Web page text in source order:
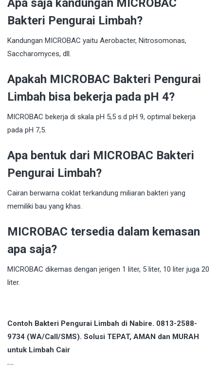
Apa saja kandungan MICROBAC
Bakteri Pengurai Limbah?
Kandungan MICROBAC yaitu Aerobacter, Nitrosomonas,
Saccharomyces, dll.
Apakah MICROBAC Bakteri Pengurai
Limbah bisa bekerja pada pH 4?
MICROBAC bekerja di skala pH 5,5 s.d pH 9, optimal bekerja
pada pH 7,5.
Apa bentuk dari MICROBAC Bakteri
Pengurai Limbah?
Cairan berwarna coklat terkandung miliaran bakteri yang
memiliki bau yang khas.
MICROBAC tersedia dalam kemasan
apa saja?
MICROBAC dikemas dengan jerigen 1 liter, 5 liter, 10 liter juga 20
liter.
Contoh Bakteri Pengurai Limbah di Nabire. 0813-2588-
9734 (WA/Call/SMS). Solusi TEPAT, AMAN dan MURAH
untuk Limbah Cair